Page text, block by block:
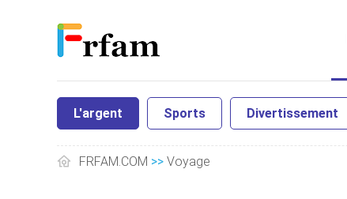
L'argent Sports Divertissement
FRFAM.COM >> Voyage